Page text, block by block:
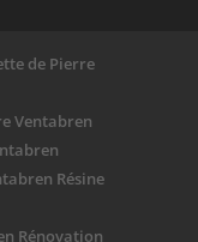
de Pierre
Ventabren
Résine
Rénovation